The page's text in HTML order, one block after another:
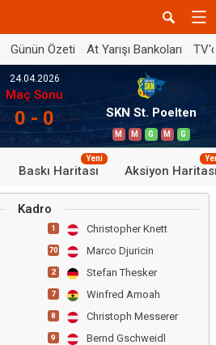
Günün Özeti At Yarışı Bankoları
24.04.2026
Maç Sonu
0 - 0 SKN St. Poelten
M M G M G
Baskı Haritası
Yeni
Aksiyon
Kadro
1 Christopher Knett
70 Marco Djuricin
2 Stefan Thesker
7 Winfred Amoah
8 Christoph Messerer
9 Bernd Gschweidl